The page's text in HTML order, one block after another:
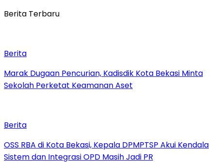
Berita Terbaru
Berita
‎Marak Dugaan Pencurian, Kadisdik Kota Bekasi Minta
Sekolah Perketat Keamanan Aset
Berita
‎OSS RBA di Kota Bekasi, Kepala DPMPTSP Akui Kendala
Sistem dan Integrasi OPD Masih Jadi PR